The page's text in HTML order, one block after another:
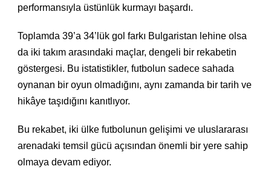
performansıyla üstünlük kurmayı başardı.
Toplamda 39’a 34’lük gol farkı Bulgaristan lehine olsa
da iki takım arasındaki maçlar, dengeli bir rekabetin
göstergesi. Bu istatistikler, futbolun sadece sahada
oynanan bir oyun olmadığını, aynı zamanda bir tarih ve
hikâye taşıdığını kanıtlıyor.
Bu rekabet, iki ülke futbolunun gelişimi ve uluslararası
arenadaki temsil gücü açısından önemli bir yere sahip
olmaya devam ediyor.